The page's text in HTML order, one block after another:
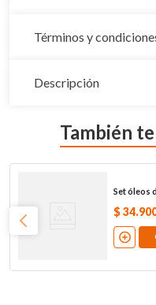
Términos y
Descripción
También
Set óleos
$ 34.